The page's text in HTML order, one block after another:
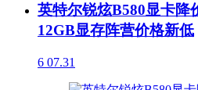
英特尔锐炫B580显卡降
12GB显存阵营价格新低
6 07.31